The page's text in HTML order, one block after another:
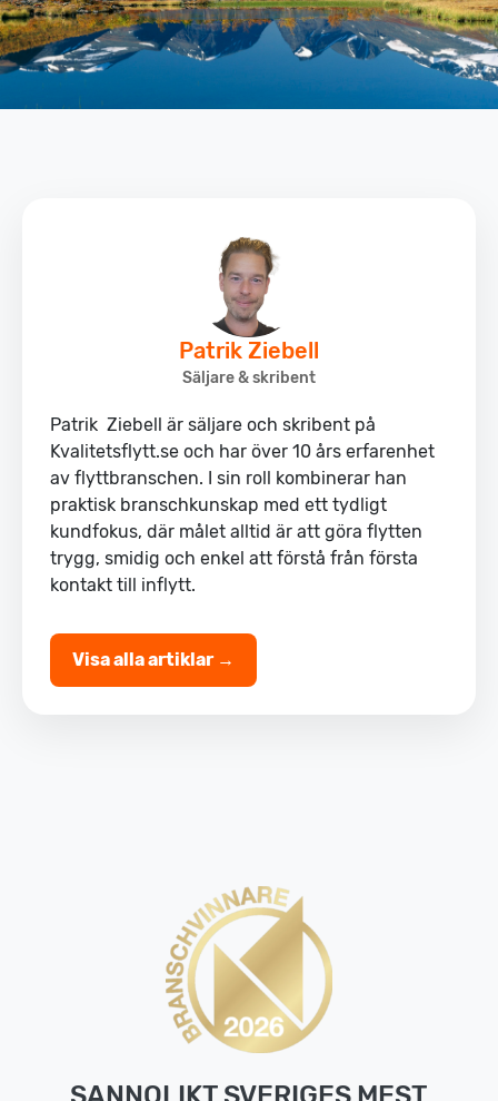
Patrik Ziebell
Säljare & skribent
Patrik Ziebell är säljare och skribent på
Kvalitetsflytt.se och har över 10 års erfarenhet
av flyttbranschen. I sin roll kombinerar han
praktisk branschkunskap med ett tydligt
kundfokus, där målet alltid är att göra flytten
trygg, smidig och enkel att förstå från första
kontakt till inflytt.
Visa alla artiklar →